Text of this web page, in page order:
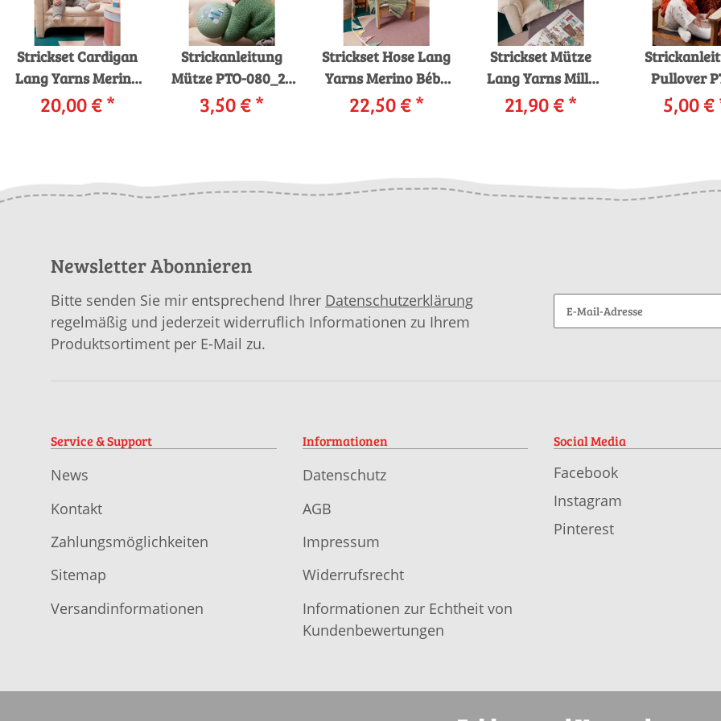
Strickset Cardigan
Lang Yarns Merino
Bébé THEO mit
Anleitung in
20,00 €*
Strickanleitung
Mütze PTO-080_20
LANGYARNS Mille
Colori Baby UBBE
3,50 €*
Strickset Hose Lang
Yarns Merino Bébé
Color TIM mit
Anleitung in
22,50 €*
Strickset Mütze
Lang Yarns Mille
Colori Baby FINLEY
mit Anleitung in
21,90 €*
Pullover
080_09
5,00 €
Newsletter Abonnieren
Bitte senden Sie mir entsprechend Ihrer Datenschutzerklärung
regelmäßig und jederzeit widerruflich Informationen zu Ihrem
Produktsortiment per E-Mail zu.
Service & Support
News
Kontakt
Zahlungsmöglichkeiten
Sitemap
Versandinformationen
Informationen
Datenschutz
AGB
Impressum
Widerrufsrecht
Informationen zur Echtheit von
Kundenbewertungen
Social Media
Facebook
Instagram
Pinterest